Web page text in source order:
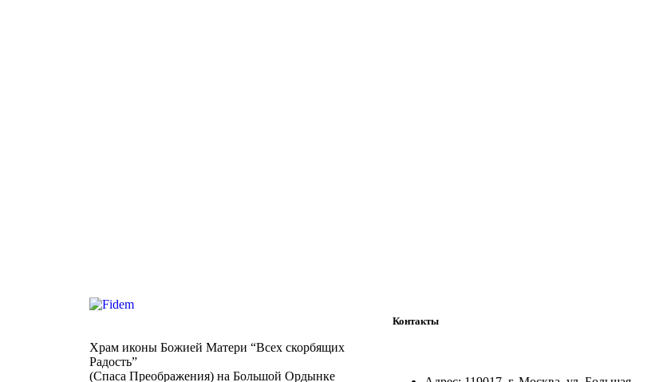
Храм иконы Божией Матери “Всех скорбящих
Радость”
(Спаса Преображения) на Большой Ордынке
Контакты